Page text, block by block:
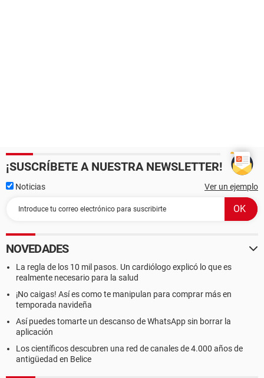
¡SUSCRÍBETE A NUESTRA NEWSLETTER!
Noticias Ver un ejemplo
NOVEDADES
La regla de los 10 mil pasos. Un cardiólogo explicó lo que es
realmente necesario para la salud
¡No caigas! Así es como te manipulan para comprar más en
temporada navideña
Así puedes tomarte un descanso de WhatsApp sin borrar la
aplicación
Los científicos descubren una red de canales de 4.000 años de
antigüedad en Belice